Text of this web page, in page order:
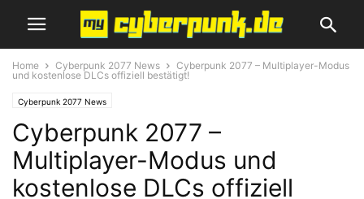
Home Cyberpunk 2077 News
Cyberpunk 2077 – Multiplayer-Modus
und kostenlose DLCs offiziell bestätigt!
Cyberpunk 2077 News
Cyberpunk 2077 –
Multiplayer-Modus und
kostenlose DLCs offiziell